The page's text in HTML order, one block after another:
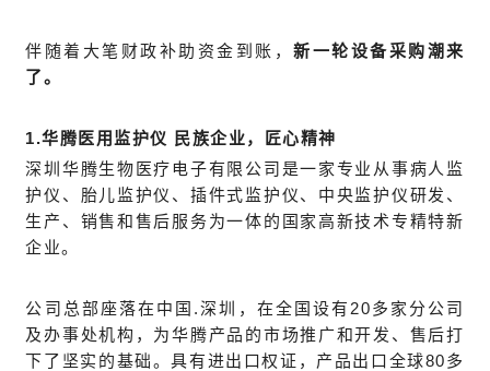
伴随着大笔财政补助资金到账，新一轮设备采购潮来
了。
1.华腾医用监护仪 民族企业，匠心精神
深圳华腾生物医疗电子有限公司是一家专业从事病人监
护仪、胎儿监护仪、插件式监护仪、中央监护仪研发、
生产、销售和售后服务为一体的国家高新技术专精特新
企业。
公司总部座落在中国.深圳，在全国设有20多家分公司
及办事处机构，为华腾产品的市场推广和开发、售后打
下了坚实的基础。具有进出口权证，产品出口全球80多